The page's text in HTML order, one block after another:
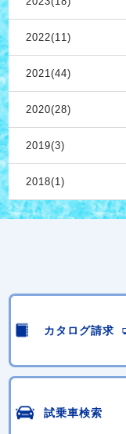
2022(11)
2021(44)
2020(28)
2019(3)
2018(1)
カタログ請求
試乗車検索